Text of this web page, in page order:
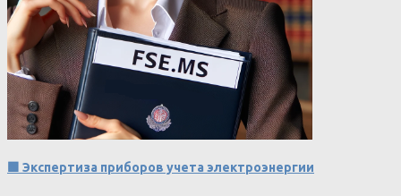
🟩 Экспертиза приборов учета электроэнергии